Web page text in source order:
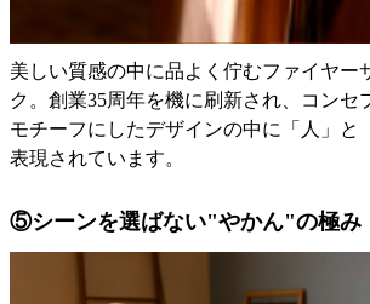
美しい質感の中に品よく佇むファイヤー
ク。創業35周年を機に刷新され、コンセ
モチーフにしたデザインの中に「人」と
表現されています。
⑤シーンを選ばない"やかん"の極み